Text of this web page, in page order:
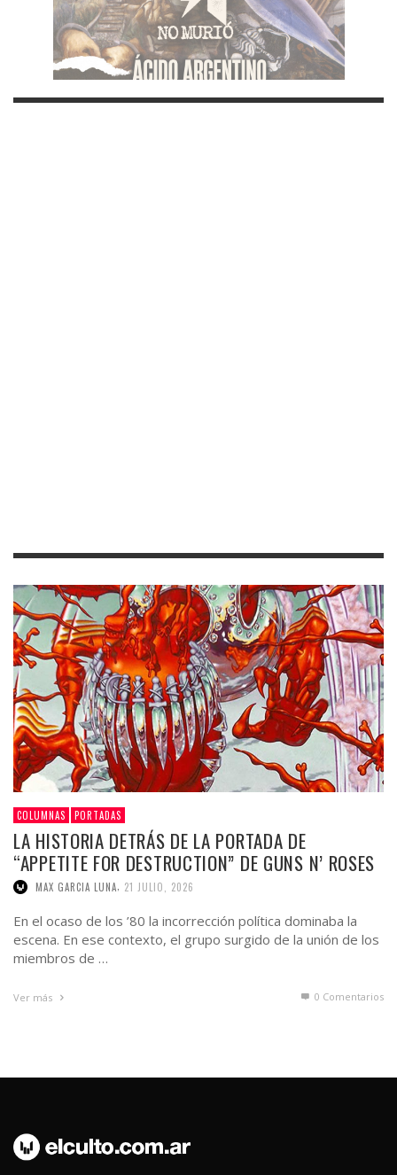
COLUMNAS PORTADAS
LA HISTORIA DETRÁS DE LA PORTADA DE
“APPETITE FOR DESTRUCTION” DE GUNS N’ ROSES
MAX GARCIA LUNA 21 JULIO, 2026
En el ocaso de los ’80 la incorrección política dominaba la
escena. En ese contexto, el grupo surgido de la unión de los
miembros de …